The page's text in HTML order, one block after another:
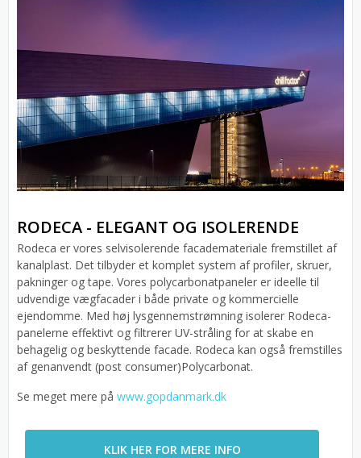
RODECA - ELEGANT OG ISOLERENDE
Rodeca er vores selvisolerende facademateriale fremstillet af
kanalplast. Det tilbyder et komplet system af profiler, skruer,
pakninger og tape. Vores polycarbonatpaneler er ideelle til
udvendige vægfacader i både private og kommercielle
ejendomme. Med høj lysgennemstrømning isolerer Rodeca-
panelerne effektivt og filtrerer UV-stråling for at skabe en
behagelig og beskyttende facade. Rodeca kan også fremstilles
af genanvendt (post consumer)Polycarbonat.
Se meget mere på www.gopdanmark.dk
KLIK HER FOR MERE INFO